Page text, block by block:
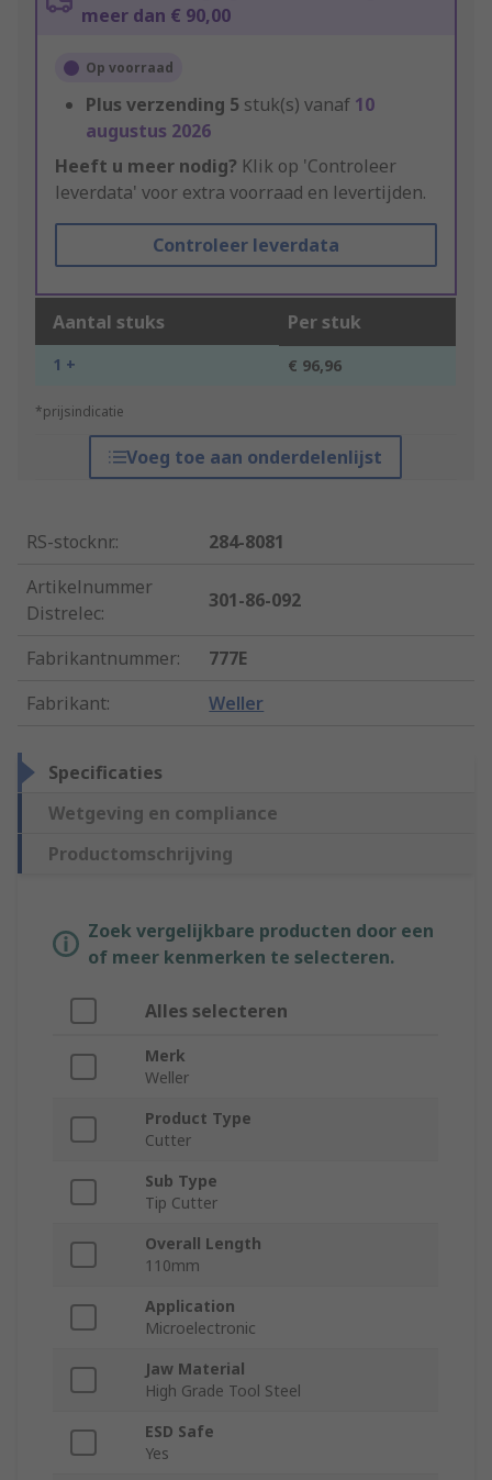
meer dan € 90,00
Op voorraad
Plus verzending 5 stuk(s) vanaf 10
augustus 2026
Heeft u meer nodig? Klik op 'Controleer
leverdata' voor extra voorraad en levertijden.
Controleer leverdata
Aantal stuks Per stuk
1 + € 96,96
*prijsindicatie
Voeg toe aan onderdelenlijst
RS-stocknr.:
284-8081
Artikelnummer
Distrelec:
301-86-092
Fabrikantnummer:
777E
Fabrikant: Weller
Specificaties
Wetgeving en compliance
Productomschrijving
Zoek vergelijkbare producten door een
of meer kenmerken te selecteren.
Alles selecteren
Merk
Weller
Product Type
Cutter
Sub Type
Tip Cutter
Overall Length
110mm
Application
Microelectronic
Jaw Material
High Grade Tool Steel
ESD Safe
Yes